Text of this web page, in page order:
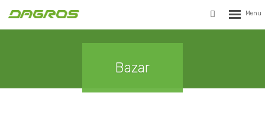
Vyhledávání
Bazar